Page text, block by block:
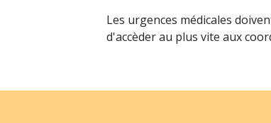
Les urgences médicales
d'accèder au plus vite aux